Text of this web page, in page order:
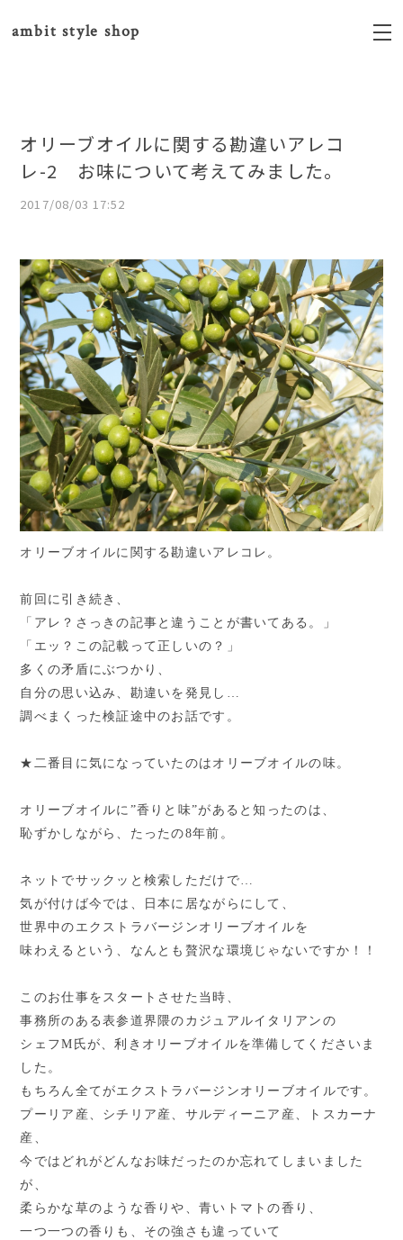
ambit style shop
オリーブオイルに関する勘違いアレコ
レ-2 お味について考えてみました。
2017/08/03 17:52
オリーブオイルに関する勘違いアレコレ。
前回に引き続き、
「アレ？さっきの記事と違うことが書いてある。」
「エッ？この記載って正しいの？」
多くの矛盾にぶつかり、
自分の思い込み、勘違いを発見し…
調べまくった検証途中のお話です。
★二番目に気になっていたのはオリーブオイルの味。
オリーブオイルに”香りと味”があると知ったのは、
恥ずかしながら、たったの8年前。
ネットでサックッと検索しただけで…
気が付けば今では、日本に居ながらにして、
世界中のエクストラバージンオリーブオイルを
味わえるという、なんとも贅沢な環境じゃないですか！！
このお仕事をスタートさせた当時、
事務所のある表参道界隈のカジュアルイタリアンの
シェフM 氏が、利きオリーブオイルを準備してくださいま
した。
もちろん全てがエクストラバージンオリーブオイルです。
プーリア産、シチリア産、サルディーニア産、トスカーナ
産、
今ではどれがどんなお味だったのか忘れてしまいました
が、
柔らかな草のような香りや、青いトマトの香り、
一つ一つの香りも、その強さも違っていて